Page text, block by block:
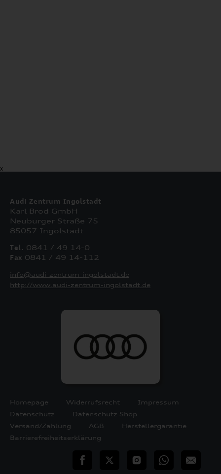
X
Audi Zentrum Ingolstadt
Karl Brod GmbH
Neuburger Straße 75
85057 Ingolstadt
Tel. 0841 / 49 14-0
Fax 0841 / 49 14-112
info@audi-zentrum-ingolstadt.de
http://www.audi-zentrum-ingolstadt.de
Homepage Widerrufsrecht
Impressum
Datenschutz
Datenschutz Shop
Versand/Zahlung
AGB
Herstellergarantie
Barrierefreiheitserklärung
teilen Twitter InstagramWhatsApp
E-